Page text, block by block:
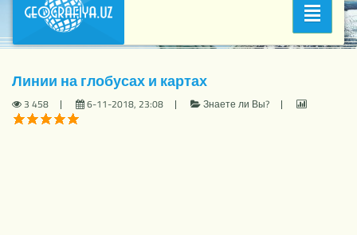
Bosh sahifa/Знаете ли Вы? / Линии на глобусах и картах
Линии на глобусах и картах
3 458 6-11-2018, 23:08 Знаете ли Вы?